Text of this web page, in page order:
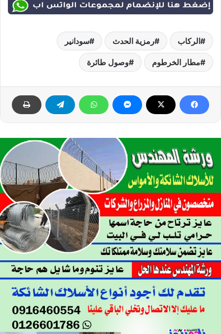
الركاب رمزية الحدث سودانير
مطار الخرطوم وصول طائرة